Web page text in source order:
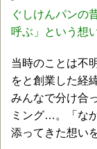
ぐしけんパンの
呼ぶ」という想
当時のことは不
をと創業した経
みんなで分け合
ミング…。「な
添ってきた想い